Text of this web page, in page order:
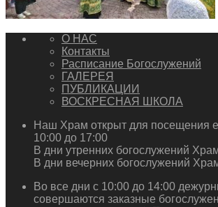
О НАС
Контакты
Расписание Богослужений
ГАЛЕРЕЯ
ПУБЛИКАЦИИ
ВОСКРЕСНАЯ ШКОЛА
Наш Храм открыт для посещения
10:00 до 17:00
В дни утренних богослужений
В дни вечерних богослужений
Во все дни с 10:00 до 14:00
совершаются заказные